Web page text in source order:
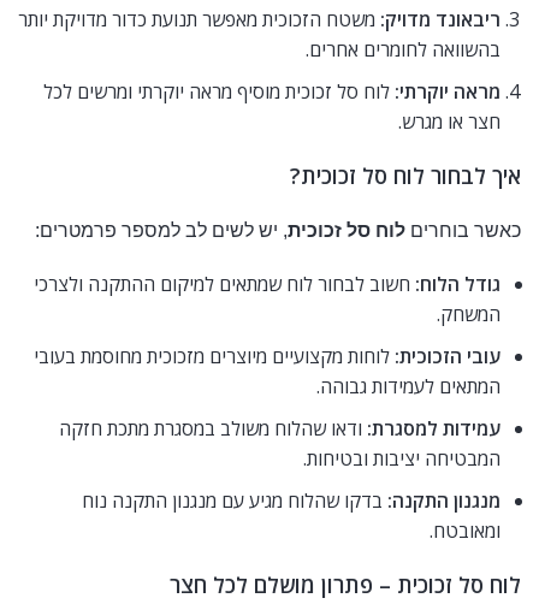
ריבאונד מדויק: משטח הזכוכית מאפשר תנועת כדור מדויקת יותר
בהשוואה לחומרים אחרים.
מראה יוקרתי: לוח סל זכוכית מוסיף מראה יוקרתי ומרשים לכל
חצר או מגרש.
איך לבחור לוח סל זכוכית?
כאשר בוחרים לוח סל זכוכית, יש לשים לב למספר פרמטרים:
גודל הלוח: חשוב לבחור לוח שמתאים למיקום ההתקנה ולצרכי
המשחק.
עובי הזכוכית: לוחות מקצועיים מיוצרים מזכוכית מחוסמת בעובי
המתאים לעמידות גבוהה.
עמידות למסגרת: ודאו שהלוח משולב במסגרת מתכת חזקה
המבטיחה יציבות ובטיחות.
מנגנון התקנה: בדקו שהלוח מגיע עם מנגנון התקנה נוח
ומאובטח.
לוח סל זכוכית – פתרון מושלם לכל חצר